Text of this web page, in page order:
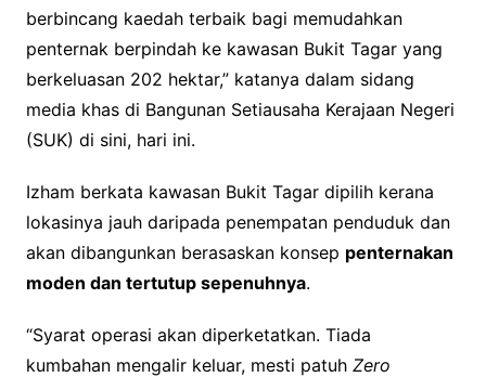
berbincang kaedah terbaik bagi memudahkan
penternak berpindah ke kawasan Bukit Tagar yang
berkeluasan 202 hektar,” katanya dalam sidang
media khas di Bangunan Setiausaha Kerajaan Negeri
(SUK) di sini, hari ini.
Izham berkata kawasan Bukit Tagar dipilih kerana
lokasinya jauh daripada penempatan penduduk dan
akan dibangunkan berasaskan konsep penternakan
moden dan tertutup sepenuhnya.
“Syarat operasi akan diperketatkan. Tiada
kumbahan mengalir keluar, mesti patuh Zero